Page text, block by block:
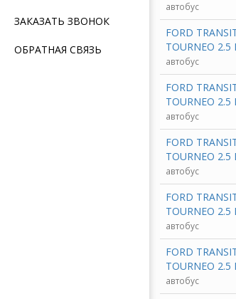
ЗАКАЗАТЬ ЗВОНОК
ОБРАТНАЯ СВЯЗЬ
автобус
FORD
TOURNEO 2.5
автобус
FORD
TOURNEO 2.5
автобус
FORD
TOURNEO 2.5
автобус
FORD
TOURNEO 2.5
автобус
FORD
TOURNEO 2.5
автобус